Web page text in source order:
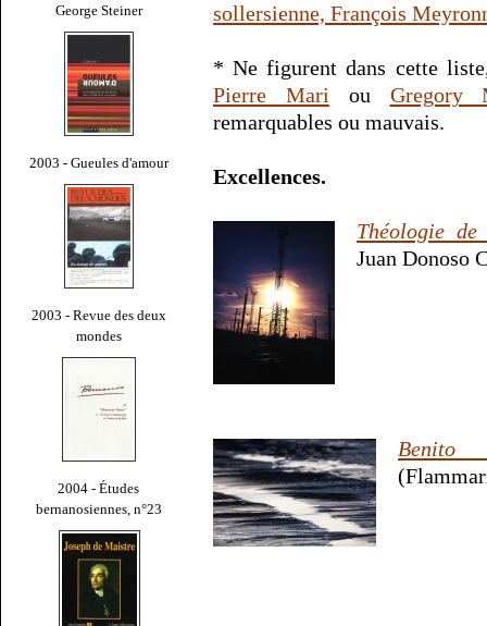
George Steiner
2003 - Gueules d'amour
2003 - Revue des deux
mondes
2004 - Études
bernanosiennes, n°23
sollersienne, François
* Ne figurent dans cette
Pierre Mari ou Gregory
remarquables ou mauvais.
Excellences.
Théologie
Juan Donoso
Benito